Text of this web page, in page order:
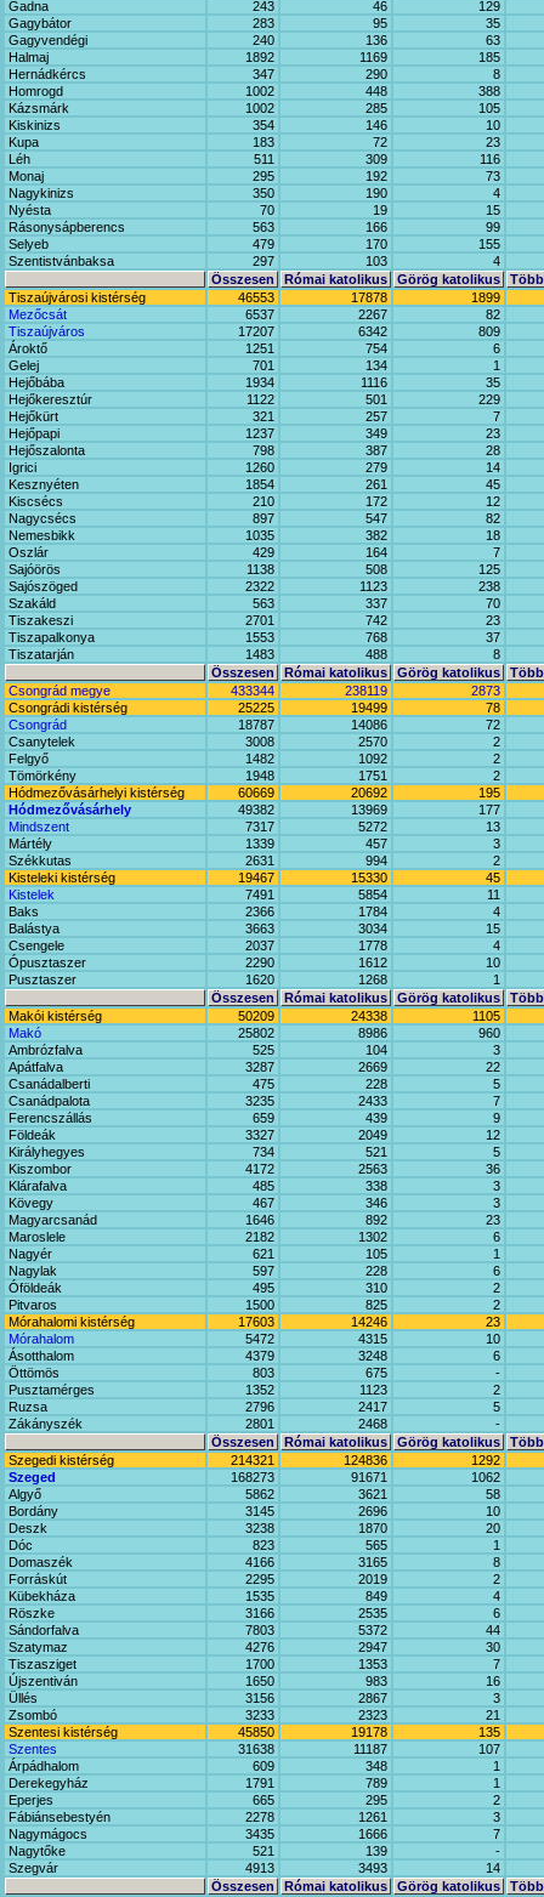
Gadna
243 46
129
Gagybátor
283 95
35
Gagyvendégi
240 136
63
Halmaj
1892 1169
185
Hernádkércs
347 290
8
Homrogd
1002 448
388
Kázsmárk
1002 285
105
Kiskinizs
354 146
10
Kupa
183 72
23
Léh
511 309
116
Monaj
295 192
73
Nagykinizs
350 190
4
Nyésta
70 19
15
Rásonysápberencs
563 166
99
Selyeb
479 170
155
Szentistvánbaksa
297 103
4
Összesen
Római katolikus Görög katolikus
Tiszaújvárosi kistérség
46553 17878
1899
Mezőcsát
6537 2267
82
Tiszaújváros
17207 6342
809
Ároktő
1251 754
6
Gelej
701 134
1
Hejőbába
1934 1116
35
Hejőkeresztúr
1122 501
229
Hejőkürt
321 257
7
Hejőpapi
1237 349
23
Hejőszalonta
798 387
28
Igrici
1260 279
14
Kesznyéten
1854 261
45
Kiscsécs
210 172
12
Nagycsécs
897 547
82
Nemesbikk
1035 382
18
Oszlár
429 164
7
Sajóörös
1138 508
125
Sajószöged
2322 1123
238
Szakáld
563 337
70
Tiszakeszi
2701 742
23
Tiszapalkonya
1553 768
37
Tiszatarján
1483 488
8
Összesen
Római katolikus Görög katolikus
Csongrád megye
433344 238119
2873
Csongrádi kistérség
25225 19499
78
Csongrád
18787 14086
72
Csanytelek
3008 2570
2
Felgyő
1482 1092
2
Tömörkény
1948 1751
2
Hódmezővásárhelyi kistérség
60669 20692
195
Hódmezővásárhely
49382 13969
177
Mindszent
7317 5272
13
Mártély
1339 457
3
Székkutas
2631 994
2
Kisteleki kistérség
19467 15330
45
Kistelek
7491 5854
11
Baks
2366 1784
4
Balástya
3663 3034
15
Csengele
2037 1778
4
Ópusztaszer
2290 1612
10
Pusztaszer
1620 1268
1
Összesen
Római katolikus Görög katolikus
Makói kistérség
50209 24338
1105
Makó
25802 8986
960
Ambrózfalva
525 104
3
Apátfalva
3287 2669
22
Csanádalberti
475 228
5
Csanádpalota
3235 2433
7
Ferencszállás
659 439
9
Földeák
3327 2049
12
Királyhegyes
734 521
5
Kiszombor
4172 2563
36
Klárafalva
485 338
3
Kövegy
467 346
3
Magyarcsanád
1646 892
23
Maroslele
2182 1302
6
Nagyér
621 105
1
Nagylak
597 228
6
Óföldeák
495 310
2
Pitvaros
1500 825
2
Mórahalomi kistérség
17603 14246
23
Mórahalom
5472 4315
10
Ásotthalom
4379 3248
6
Öttömös
803 675
-
Pusztamérges
1352 1123
2
Ruzsa
2796 2417
5
Zákányszék
2801 2468
-
Összesen
Római katolikus Görög katolikus
Szegedi kistérség
214321 124836
1292
Szeged
168273 91671
1062
Algyő
5862 3621
58
Bordány
3145 2696
10
Deszk
3238 1870
20
Dóc
823 565
1
Domaszék
4166 3165
8
Forráskút
2295 2019
2
Kübekháza
1535 849
4
Röszke
3166 2535
6
Sándorfalva
7803 5372
44
Szatymaz
4276 2947
30
Tiszasziget
1700 1353
7
Újszentiván
1650 983
16
Üllés
3156 2867
3
Zsombó
3233 2323
21
Szentesi kistérség
45850 19178
135
Szentes
31638 11187
107
Árpádhalom
609 348
1
Derekegyház
1791 789
1
Eperjes
665 295
2
Fábiánsebestyén
2278 1261
3
Nagymágocs
3435 1666
7
Nagytőke
521 139
-
Szegvár
4913 3493
14
Összesen
Római katolikus Görög katolikus